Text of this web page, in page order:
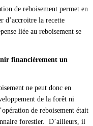
de reboisement permet en
d’accroitre la recette
liée au reboisement se
financièrement un
ne peut donc en
de la forêt ni
de reboisement était
forestier. D’ailleurs, il